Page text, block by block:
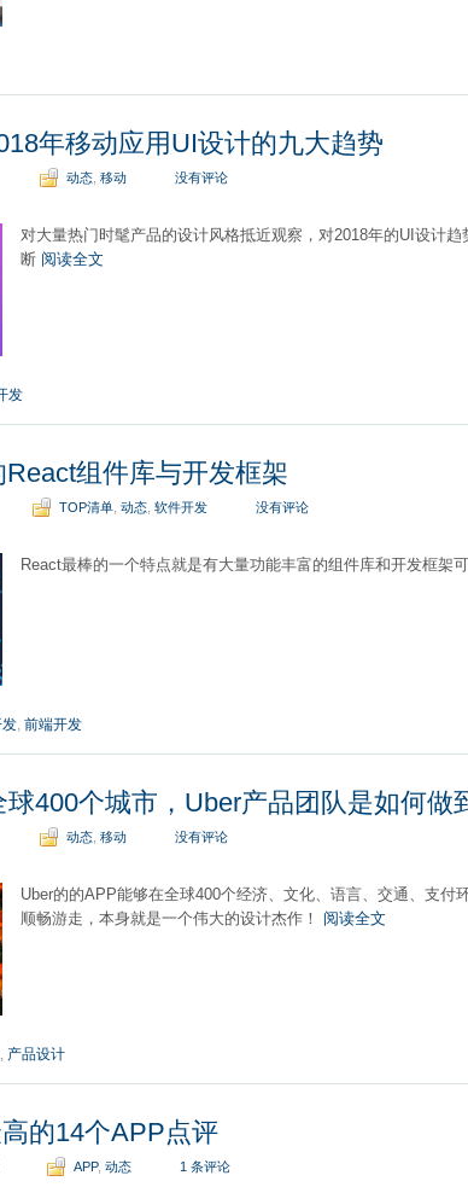
年移动应用UI设计的九大趋势
动态 移动 没有评论
对大量热门时髦产品的设计风格抵近观察，对2018年的UI设计趋
断 阅读全文
发
组件库与开发框架
TOP清单 动态 软件开发 没有评论
React最棒的一个特点就是有大量功能丰富的组件库和开发框架
, 前端开发
400个城市，Uber产品团队是如何做
动态 移动 没有评论
Uber的的APP能够在全球400个经济、文化、语言、交通、支付
顺畅游走，本身就是一个伟大的设计杰作！ 阅读全文
, 产品设计
高的14个APP点评
APP, 动态 1 条评论